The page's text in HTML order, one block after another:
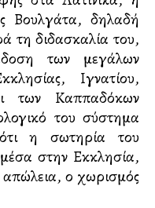
Βουλγάτα, δηλαδή
τη διδασκαλία του,
των μεγάλων
Ιγνατίου,
των Καππαδόκων
του σύστημα
η σωτηρία του
στην Εκκλησία,
ο χωρισμός